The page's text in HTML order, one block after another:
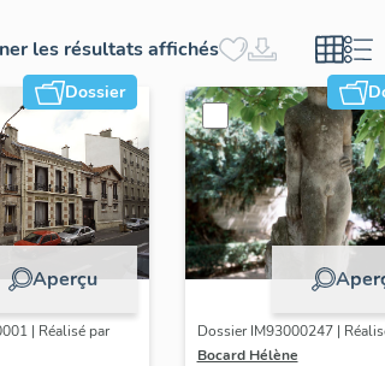
les résultats affichés
Dossier
Aperçu
| Réalisé par
Dossier IM93000247 |
Bocard Hélène